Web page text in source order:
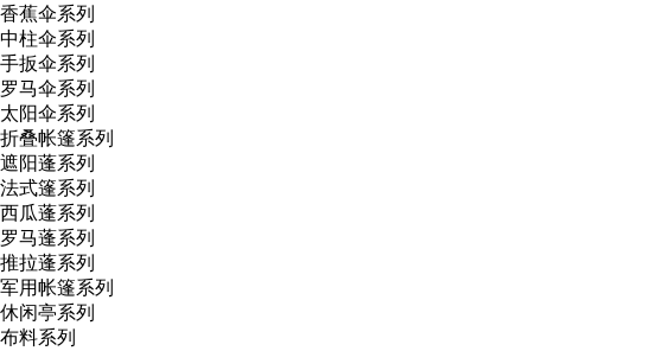
香蕉伞系列
中柱伞系列
手扳伞系列
罗马伞系列
太阳伞系列
折叠帐篷系列
遮阳蓬系列
法式篷系列
西瓜蓬系列
罗马蓬系列
推拉蓬系列
军用帐篷系列
休闲亭系列
布料系列